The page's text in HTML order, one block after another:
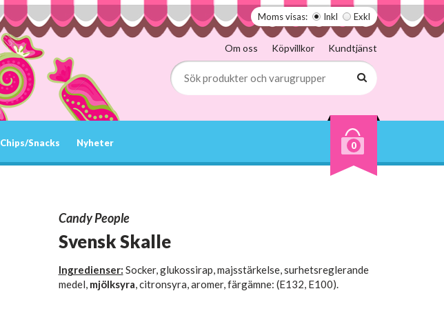
Moms visas: Inkl Exkl
Om oss Köpvillkor Kundtjänst
Chips/Snacks Nyheter 0
Candy People
Svensk Skalle
Ingredienser: Socker, glukossirap, majsstärkelse, surhetsreglerande
medel, mjölksyra, citronsyra, aromer, färgämne: (E132, E100).